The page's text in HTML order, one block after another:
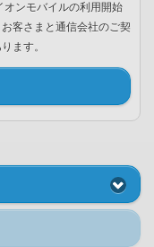
ンモバイルの利用開始
客さまと通信会社のご契
ます。